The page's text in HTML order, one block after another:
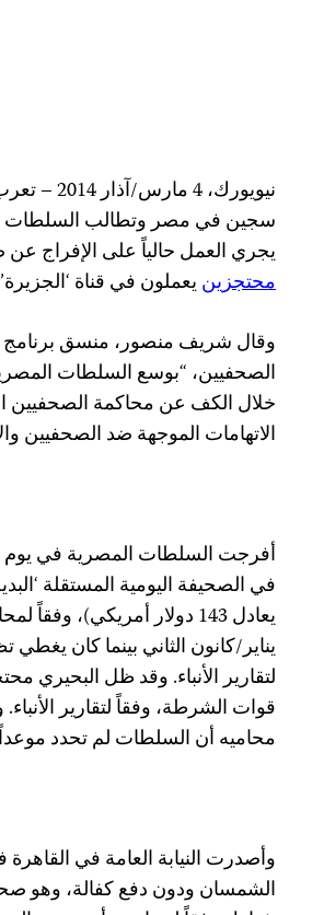
سجين في مصر وتطالب السلطات
يجري العمل حالياً على الإفراج
محتجزينيعملون في قناة
وقال شريف منصور، منسق برنامج
الصحفيين، “بوسع السلطات
خلال الكف عن محاكمة الصحفيين
الاتهامات الموجهة ضد الصحفيين
أفرجت السلطات المصرية في يوم
يعادل 143 دولار أمريكي)، وفقاً لمحاميه، كريم عبد الراضي. وكان البحيري قد
لتقارير الأنباء. وقد ظل البحيري
قوات الشرطة، وفقاً لتقارير
محاميه أن السلطات لم تحدد
وأصدرت النيابة العامة في القاهرة